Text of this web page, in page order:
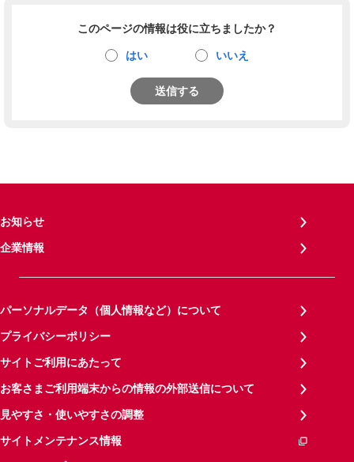
このページの情報は役に立ちましたか？
はい いいえ
送信する
お知らせ
企業情報
パーソナルデータ（個人情報など）について
プライバシーポリシー
サイトご利用にあたって
お客さまご利用端末からの情報の外部送信について
見やすさ・使いやすさの調整
サイトメンテナンス情報